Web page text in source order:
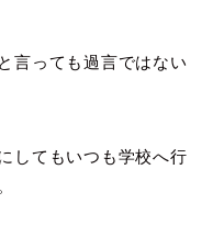
言っても過言ではない
してもいつも学校へ行